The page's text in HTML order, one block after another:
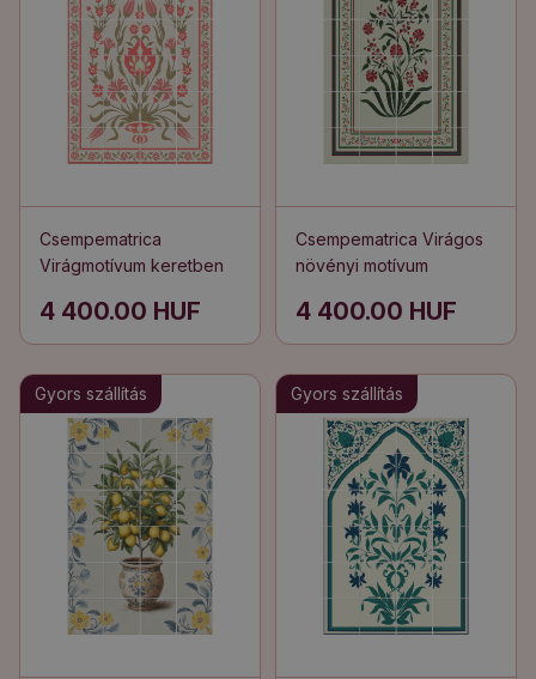
Csempematrica
Virágmotívum keretben
4 400.00 HUF
Csempematrica Virágos
növényi motívum
4 400.00 HUF
Gyors szállítás Gyors szállítás